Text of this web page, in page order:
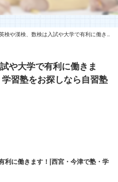
検や漢検、数検は入試や大学で有利に働きます！|西宮・今津で塾・学習塾をお探しなら自習塾WillBe
や大学で有利に働きま
習塾をお探しなら自習塾
利に働きます！|西宮・今津で塾・学